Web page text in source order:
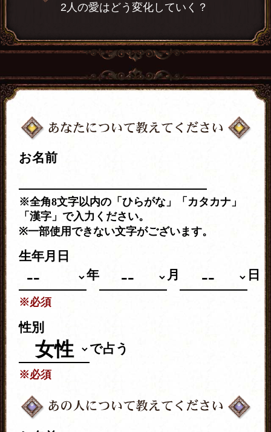
2人の愛はどう変化していく？
お名前
※全角8文字以内の「ひらがな」「カタカナ」
「漢字」で入力ください。
※一部使用できない文字がございます。
生年月日
年
月 日
※必須
性別
で占う
※必須